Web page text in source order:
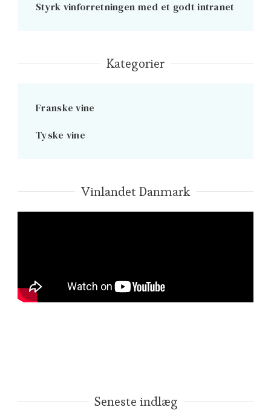
Styrk vinforretningen med et godt intranet
Kategorier
Franske vine
Tyske vine
Vinlandet Danmark
Seneste indlæg